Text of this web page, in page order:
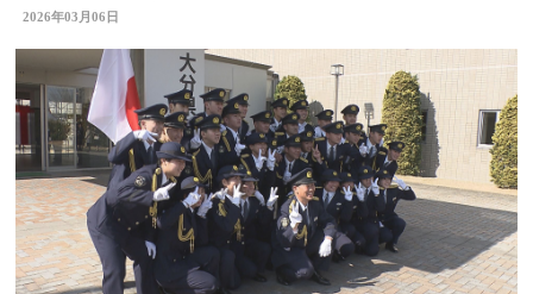
奮闘 大分
2026年03月06日